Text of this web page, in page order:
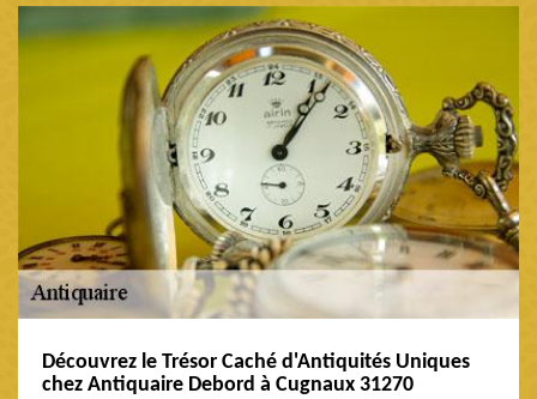
Découvrez le Trésor Caché d'Antiquités Uniques
chez Antiquaire Debord à Cugnaux 31270